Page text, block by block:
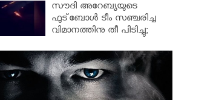
നടപടിക്കെതിരെ പ്രതിഷേധം
ശക്തം
സൗദി അറേബ്യയുടെ
ഫുട്‌ബോള്‍ ടീം സഞ്ചരിച്ച
വിമാനത്തിനു തീ പിടിച്ചു;